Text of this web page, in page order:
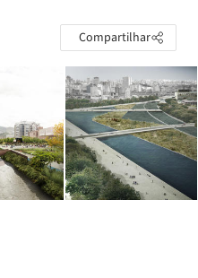
Compartilhar